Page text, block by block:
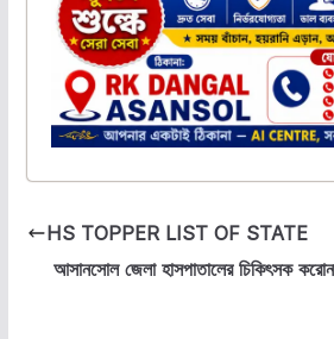
HS TOPPER LIST OF STATE
আসানসোল জেলা হাসপাতালের চিকিৎসক